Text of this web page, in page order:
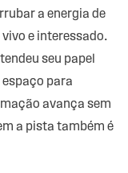
a energia de
e interessado.
seu papel
espaço para
avança sem
a pista também é